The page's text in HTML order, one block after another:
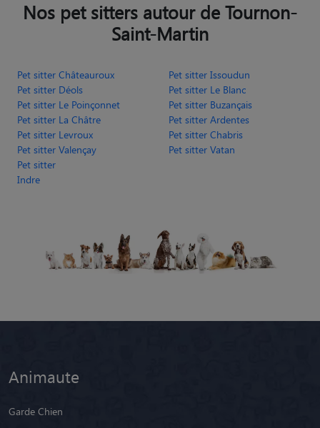
Nos pet sitters autour de Tournon-
Saint-Martin
Pet sitter Châteauroux
Pet sitter Issoudun
Pet sitter Déols
Pet sitter Le Blanc
Pet sitter Le Poinçonnet
Pet sitter Buzançais
Pet sitter La Châtre
Pet sitter Ardentes
Pet sitter Levroux
Pet sitter Chabris
Pet sitter Valençay
Pet sitter Vatan
Pet sitter
Indre
Animaute
Garde Chien